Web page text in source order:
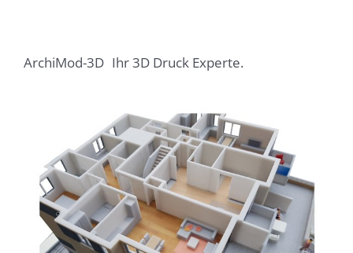
ArchiMod-3D Ihr 3D Druck Experte.